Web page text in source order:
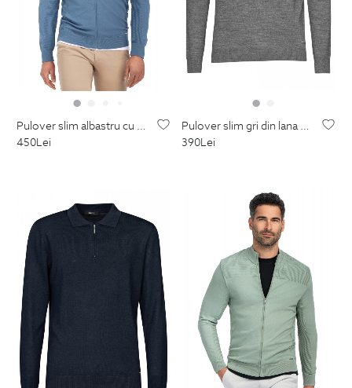
pulover slim albastru cu fermoar din poliester si vascoza
450Lei
pulover slim gri din lana si acril
390Lei